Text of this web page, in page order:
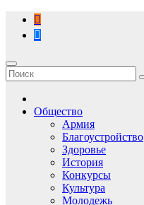
Перейти
содержимому
Общество
Армия
Благоустройство
Здоровье
История
Конкурсы
Культура
Молодежь